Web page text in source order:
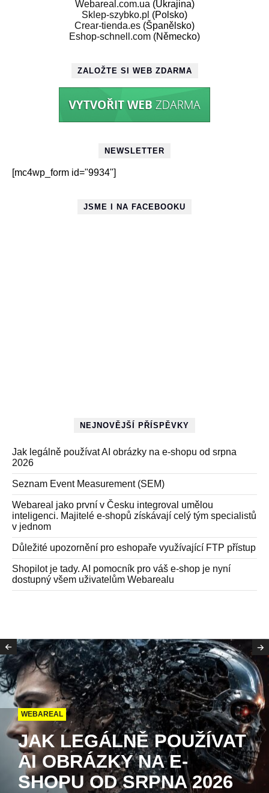
Webareal.com.ua (Ukrajina)
Sklep-szybko.pl (Polsko)
Crear-tienda.es (Španělsko)
Eshop-schnell.com (Německo)
ZALOŽTE SI WEB ZDARMA
NEWSLETTER
[mc4wp_form id="9934"]
JSME I NA FACEBOOKU
NEJNOVĚJŠÍ PŘÍSPĚVKY
Jak legálně používat AI obrázky na e-shopu od srpna
2026
Seznam Event Measurement (SEM)
Webareal jako první v Česku integroval umělou
inteligenci. Majitelé e-shopů získávají celý tým specialistů
v jednom
Důležité upozornění pro eshopaře využívající FTP přístup
Shopilot je tady. AI pomocník pro váš e-shop je nyní
dostupný všem uživatelům Webarealu
WEBAREAL
JAK LEGÁLNĚ POUŽÍVAT
AI OBRÁZKY NA E-
SHOPU OD SRPNA 2026